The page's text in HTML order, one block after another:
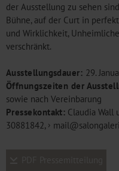
der Ausstellung zu sehen
Bühne, auf der Curt in
und Wirklichkeit,
verschränkt.
Ausstellungsdauer: 29.
Öffnungszeiten der
sowie nach Vereinbarung
Pressekontakt: Claudia Wall
30881842,